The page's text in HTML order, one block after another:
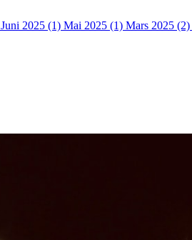
Juni 2025 (1) Mai 2025 (1) Mars 2025 (2)